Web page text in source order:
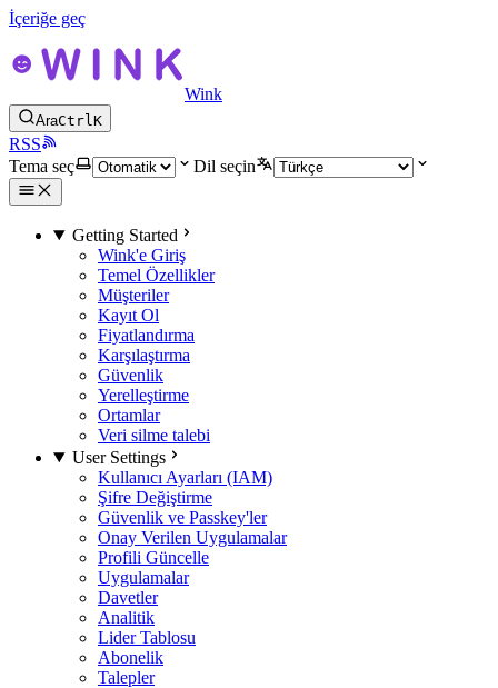
İçeriğe geç
Wink
AraCtrlK
RSS
Tema seç
Dil seçin
Getting Started
Wink'e Giriş
Temel Özellikler
Müşteriler
Kayıt Ol
Fiyatlandırma
Karşılaştırma
Güvenlik
Yerelleştirme
Ortamlar
Veri silme talebi
User Settings
Kullanıcı Ayarları (IAM)
Şifre Değiştirme
Güvenlik ve Passkey'ler
Onay Verilen Uygulamalar
Profili Güncelle
Uygulamalar
Davetler
Analitik
Lider Tablosu
Abonelik
Talepler